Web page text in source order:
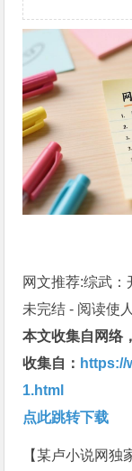
网文推荐:综武
未完结 - 阅读使
本文收集自网络
收集自： https://
1.html
点此跳转下载
【某卢小说网